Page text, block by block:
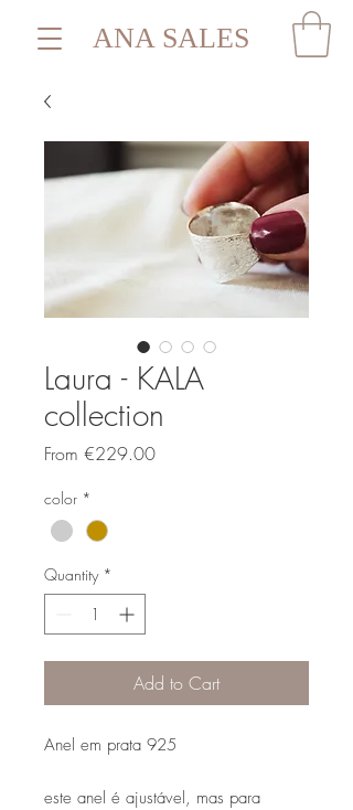
ANA SALES
Laura - KALA
collection
From €229.00Sale
color *
Quantity *
Add to Cart
Anel em prata 925
este anel é ajustável, mas para